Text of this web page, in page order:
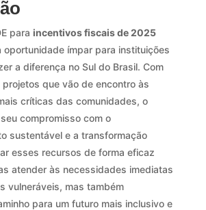
para incentivos fiscais de 2025
oportunidade ímpar para instituições
a diferença no Sul do Brasil. Com
projetos que vão de encontro às
críticas das comunidades, o
compromisso com o
sustentável e a transformação
esses recursos de forma eficaz
atender às necessidades imediatas
vulneráveis, mas também
para um futuro mais inclusivo e